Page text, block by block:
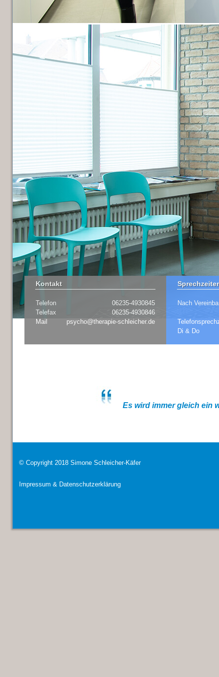
Kontakt
Telefon
06235-4930845
Telefax
06235-4930846
Mail
psycho@therapie-schleicher.de
Nach
Di & Do
Es wird immer gleich ein
© Copyright 2018 Simone Schleicher-Käfer
Impressum & Datenschutzerklärung